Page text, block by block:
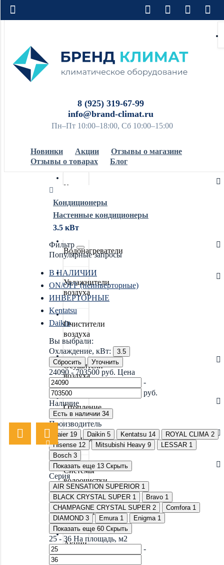
8 (925) 319-67-99
info@brand-climat.ru
Пн–Пт 10:00–18:00, Сб 10:00–15:00
Новинки Акции
Отзывы о магазине
Отзывы о товарах
Блог
Кондиционеры
Обогреватели
Водонагреватели
Увлажнители
воздуха
Очистители
воздуха
Осушители
воздуха
Отопление
Вентиляция
Системы
водоочистки
Новинки
Акции
Кондиционеры
Настенные кондиционеры
3.5 кВт
Фильтр
Популярные запросы
В НАЛИЧИИ
ON/OFF (неинверторные)
ИНВЕРТОРНЫЕ
Kentatsu
Daikin
Вы выбрали:
Охлаждение, кВт:
3.5
Сбросить
Уточнить
24090 -703500 руб. Цена
-
руб.
Наличие
Есть в наличии 34
Производитель
Haier 19 Daikin 5 Kentatsu 14 ROYAL CLIMA 2
Hisense 12 Mitsubishi Heavy 9 LESSAR 1
Bosch 3
Показать еще 13 Скрыть
Серия
AIR SENSATION SUPERIOR 1
BLACK CRYSTAL SUPER 1 Bravo 1
CHAMPAGNE CRYSTAL SUPER 2 Comfora 1
DIAMOND 3 Emura 1 Enigma 1
Показать еще 60 Скрыть
25 - 36 На площадь, м2
-